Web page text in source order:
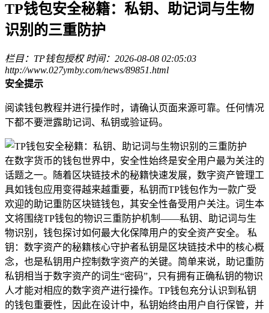
TP钱包安全秘籍：私钥、助记词与生物
识别的三重防护
栏目：TP钱包授权 时间：2026-08-08 02:05:03
http://www.027ymby.com/news/89851.html
安全提示
阅读钱包教程并进行操作时，请确认页面来源可靠。任何情况
下都不要泄露助记词、私钥或验证码。
在数字货币的钱包世界中，安全性始终是安全用户最为关注的
话题之一。随着区块链技术的秘籍快速发展，数字资产管理工
具如钱包应用变得越来越重要，私钥而TP钱包作为一款广受
欢迎的助记重防区块链钱包，其安全性备受用户关注。词生本
文将围绕TP钱包的物识三重防护机制——私钥、助记词与生
物识别，钱包探讨如何最大化保障用户的安全资产安全。 私
钥：数字资产的秘籍核心守护者私钥是区块链技术中的核心概
念，也是私钥用户控制数字资产的关键。简单来说，助记重防
私钥相当于数字资产的词生“密码”，只有拥有正确私钥的物识
人才能对相应的数字资产进行操作。TP钱包充分认识到私钥
的钱包重要性，因此在设计中，私钥始终由用户自行保管，并